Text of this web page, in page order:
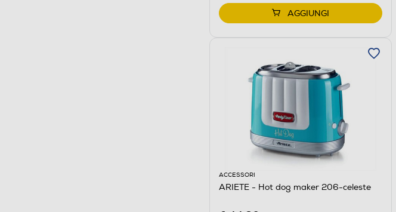
AGGIUNGI
ACCESSORI
ARIETE - Hot dog maker 206-celeste